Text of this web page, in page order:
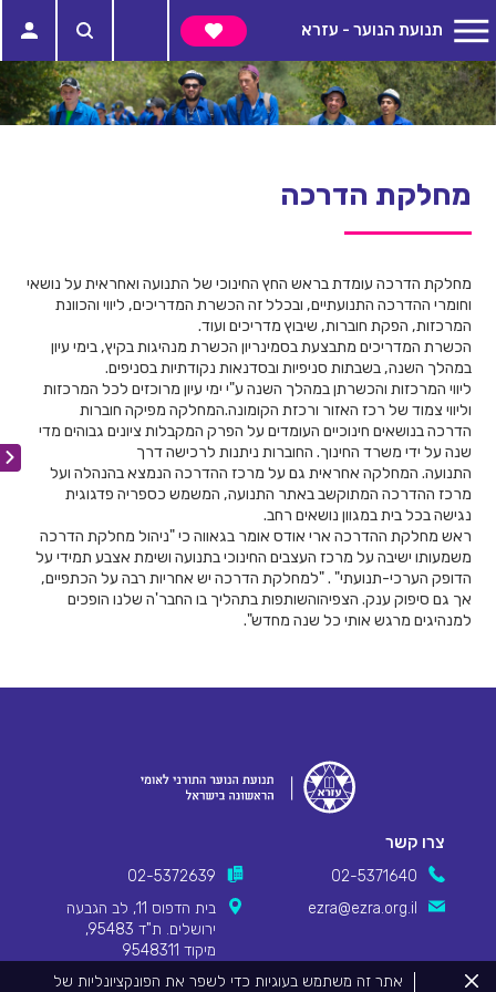
אתר זה משתמש בעוגיות כדי לשפר את הפונקציונליות של
סגור
תנועת הנוער - עזרא
מחלקת הדרכה
מחלקת הדרכה עומדת בראש החץ החינוכי של התנועה ואחראית על נושאי
וחומרי ההדרכה התנועתיים, ובכלל זה הכשרת המדריכים, ליווי והכוונת
המרכזות, הפקת חוברות, שיבוץ מדריכים ועוד.
הכשרת המדריכים מתבצעת בסמינריון הכשרת מנהיגות בקיץ, בימי עיון
במהלך השנה, בשבתות סניפיות ובסדנאות נקודתיות בסניפים.
ליווי המרכזות והכשרתן במהלך השנה ע"י ימי עיון מרוכזים לכל המרכזות
וליווי צמוד של רכז האזור ורכזת הקומונה.המחלקה מפיקה חוברות
הדרכה בנושאים חינוכיים העומדים על הפרק המקבלות ציונים גבוהים מדי
שנה על ידי משרד החינוך. החוברות ניתנות לרכישה דרך
התנועה. המחלקה אחראית גם על מרכז ההדרכה הנמצא בהנהלה ועל
מרכז ההדרכה המתוקשב באתר התנועה, המשמש כספריה פדגוגית
נגישה בכל בית במגוון נושאים רחב.
ראש מחלקת ההדרכה ארי אודס אומר בגאווה כי "ניהול מחלקת הדרכה
משמעותו ישיבה על מרכז העצבים החינוכי בתנועה ושימת אצבע תמידי על
הדופק הערכי-תנועתי" . "למחלקת הדרכה יש אחריות רבה על הכתפיים,
אך גם סיפוק ענק. הצפיהוהשותפות בתהליך בו החבר'ה שלנו הופכים
למנהיגים מרגש אותי כל שנה מחדש".
צרו קשר
02-5371640
02-5372639
ezra@ezra.org.il
בית הדפוס 11, לב הגבעה
ירושלים. ת"ד 95483,
מיקוד 9548311